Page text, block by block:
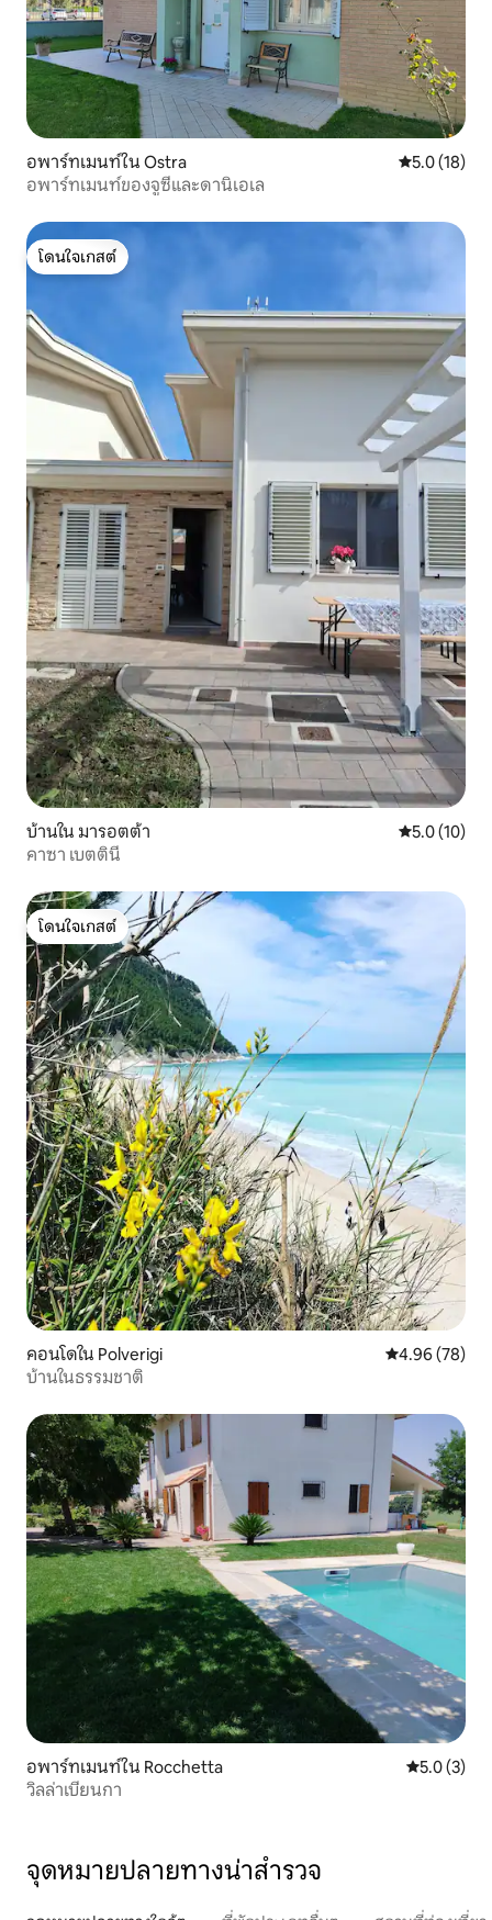
อพาร์ทเมนท์ใน Ostra คะแนนเฉลี่ย
5.0 (18)
อพาร์ทเมนท์ของจูซี่และดานิเอเล
โดนใจเกสต์
โดนใจเกสต์
บ้านใน มารอตต้า คะแนนเฉลี่ย
5.0 (10)
คาซา เบตตินี
โดนใจเกสต์
โดนใจเกสต์
คอนโดใน Polverigi คะแนนเฉลี่ย
4.96 (78)
บ้านในธรรมชาติ
อพาร์ทเมนท์ใน Rocchetta คะแนนเฉลี่
5.0 (3)
วิลล่าเบียนกา
จุดหมายปลายทางน่าสำรวจ